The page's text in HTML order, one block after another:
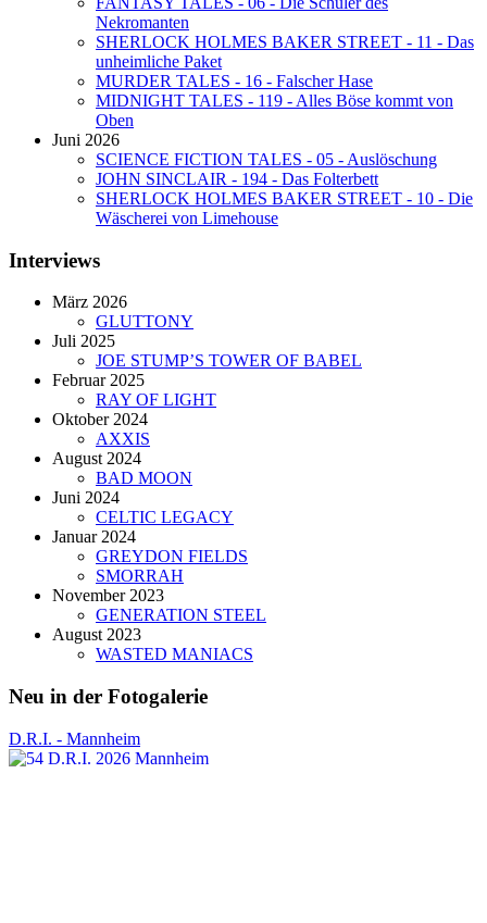
Nekromanten
SHERLOCK HOLMES BAKER STREET - 11 - Das
unheimliche Paket
MURDER TALES - 16 - Falscher Hase
MIDNIGHT TALES - 119 - Alles Böse kommt von
Oben
Juni 2026
SCIENCE FICTION TALES - 05 - Auslöschung
JOHN SINCLAIR - 194 - Das Folterbett
SHERLOCK HOLMES BAKER STREET - 10 - Die
Wäscherei von Limehouse
Interviews
März 2026
GLUTTONY
Juli 2025
JOE STUMP’S TOWER OF BABEL
Februar 2025
RAY OF LIGHT
Oktober 2024
AXXIS
August 2024
BAD MOON
Juni 2024
CELTIC LEGACY
Januar 2024
GREYDON FIELDS
SMORRAH
November 2023
GENERATION STEEL
August 2023
WASTED MANIACS
Neu in der Fotogalerie
D.R.I. - Mannheim